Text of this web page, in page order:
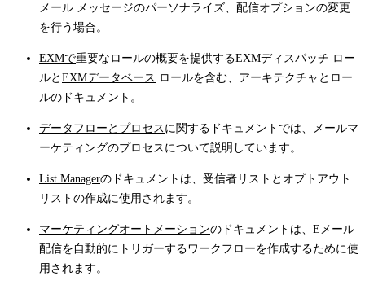
メール メッセージのパーソナライズ、配信オプションの変更
を行う場合。
EXMで重要なロールの概要を提供するEXMディスパッチ ロー
ルと EXMデータベース ロールを含む、アーキテクチャとロー
ルのドキュメント。
データフローとプロセス に関するドキュメントでは、メールマ
ーケティングのプロセスについて説明しています。
List Managerのドキュメントは、受信者リストとオプトアウト
リストの作成に使用されます。
マーケティングオートメーションのドキュメントは、Eメール
配信を自動的にトリガーするワークフローを作成するために使
用されます。